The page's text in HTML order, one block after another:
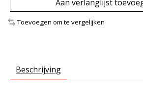
Aan verlanglijst
Toevoegen om te vergelijken
Beschrijving